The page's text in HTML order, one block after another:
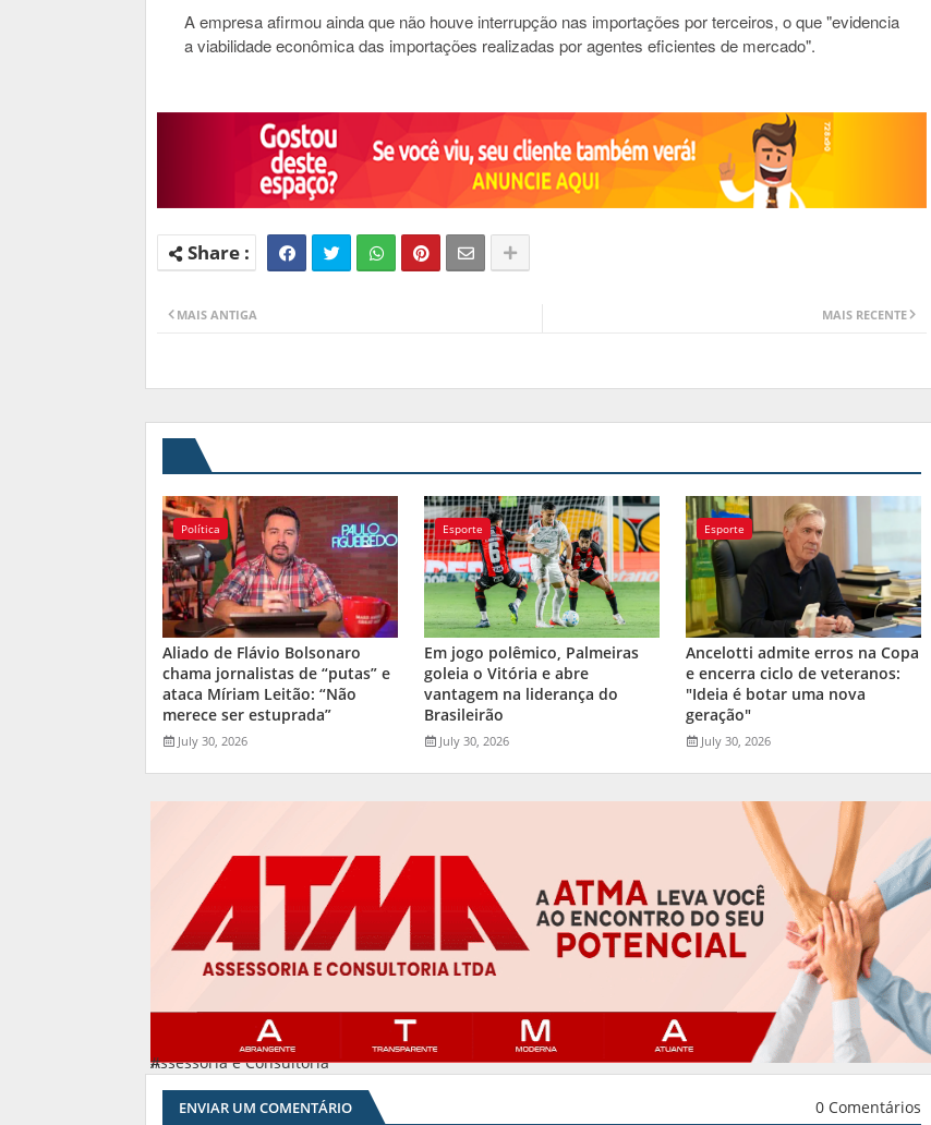
A empresa afirmou ainda que não houve interrupção nas importações por terceiros, o que "evidencia
a viabilidade econômica das importações realizadas por agentes eficientes de mercado".
MAIS RECENTE
MAIS ANTIGA
Política
Aliado de Flávio Bolsonaro
chama jornalistas de “putas” e
ataca Míriam Leitão: “Não
merece ser estuprada”
July 30, 2026
Esporte
Em jogo polêmico, Palmeiras
goleia o Vitória e abre
vantagem na liderança do
Brasileirão
July 30, 2026
Esporte
Ancelotti admite erros na Copa
e encerra ciclo de veteranos:
"Ideia é botar uma nova
geração"
July 30, 2026
Assessoria e Consultoria
#
ENVIAR UM COMENTÁRIO 0 Comentários